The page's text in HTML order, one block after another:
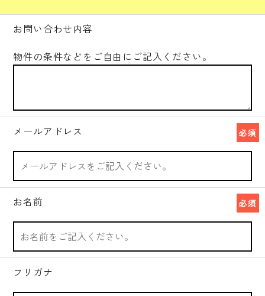
お問い合わせ内容
物件の条件などをご自由にご記入ください。
メールアドレス 必須
お名前 必須
フリガナ